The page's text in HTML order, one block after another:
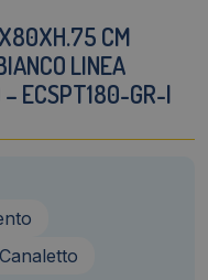
CM
LINEA
– ECSPT180-GR-I